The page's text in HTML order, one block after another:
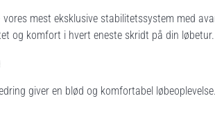
vores mest eksklusive stabilitetssystem med
og komfort i hvert eneste skridt på din løbetur.
giver en blød og komfortabel